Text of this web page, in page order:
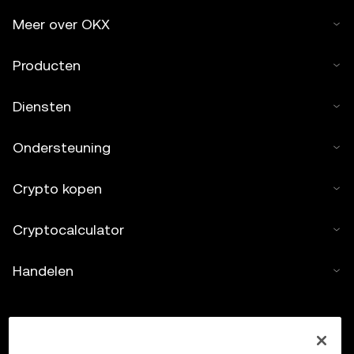
Meer over OKX
Producten
Diensten
Ondersteuning
Crypto kopen
Cryptocalculator
Handelen